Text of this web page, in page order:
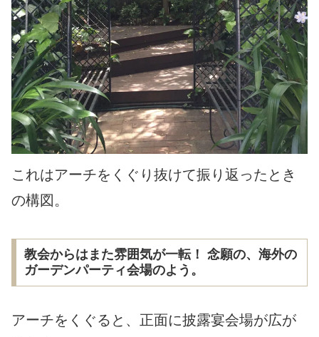
これはアーチをくぐり抜けて振り返ったとき
の構図。
教会からはまた雰囲気が一転！ 念願の、海外の
ガーデンパーティ会場のよう。
アーチをくぐると、正面に披露宴会場が広が